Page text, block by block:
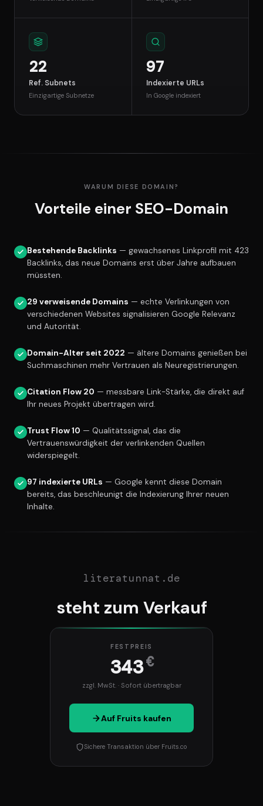
22
Ref. Subnets
Einzigartige Subnetze
97
Indexierte URLs
In Google indexiert
WARUM DIESE DOMAIN?
Vorteile einer SEO-Domain
Bestehende Backlinks — gewachsenes Linkprofil mit 423
Backlinks, das neue Domains erst über Jahre aufbauen
müssten.
29 verweisende Domains — echte Verlinkungen von
verschiedenen Websites signalisieren Google Relevanz
und Autorität.
Domain-Alter seit 2022 — ältere Domains genießen bei
Suchmaschinen mehr Vertrauen als Neuregistrierungen.
Citation Flow 20 — messbare Link-Stärke, die direkt auf
Ihr neues Projekt übertragen wird.
Trust Flow 10 — Qualitätssignal, das die
Vertrauenswürdigkeit der verlinkenden Quellen
widerspiegelt.
97 indexierte URLs — Google kennt diese Domain
bereits, das beschleunigt die Indexierung Ihrer neuen
Inhalte.
literatunnat.de
steht zum Verkauf
FESTPREIS
343€
zzgl. MwSt. · Sofort übertragbar
Auf Fruits kaufen
Sichere Transaktion über Fruits.co